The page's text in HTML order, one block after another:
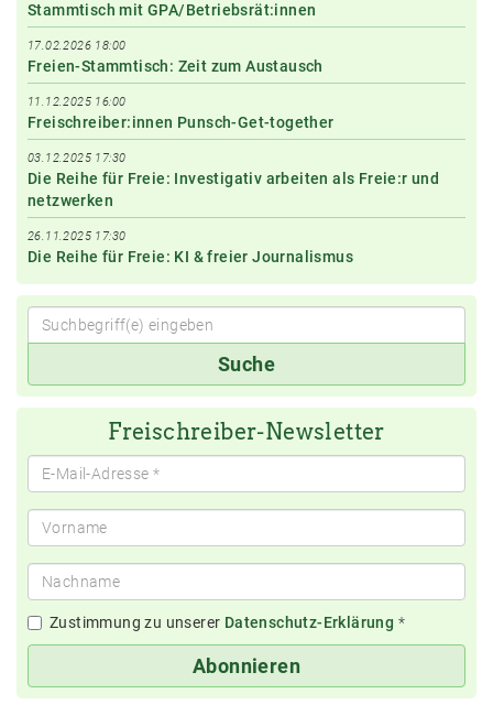
Stammtisch mit GPA/Betriebsrät:innen
17.02.2026 18:00
Freien-Stammtisch: Zeit zum Austausch
11.12.2025 16:00
Freischreiber:innen Punsch-Get-together
03.12.2025 17:30
Die Reihe für Freie: Investigativ arbeiten als Freie:r und
netzwerken
26.11.2025 17:30
Die Reihe für Freie: KI & freier Journalismus
Suche
Freischreiber-Newsletter
Zustimmung zu unserer Datenschutz-Erklärung *
Abonnieren